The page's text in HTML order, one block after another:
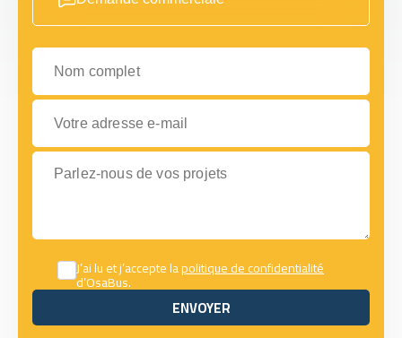
Nom complet
Votre adresse e-mail
Parlez-nous de vos projets
J’ai lu et j’accepte lapolitique de confidentialité
d’OsaBus.
ENVOYER
ENVOYER